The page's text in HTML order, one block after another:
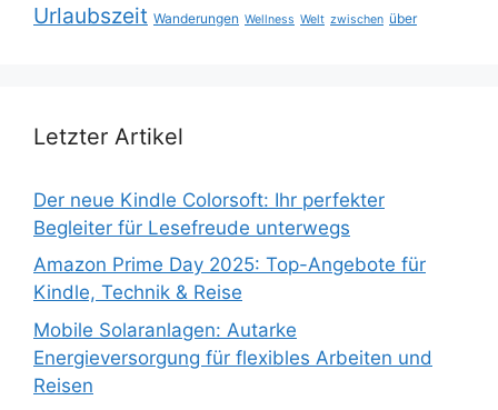
Urlaubszeit Wanderungen Wellness Welt zwischen über
Letzter Artikel
Der neue Kindle Colorsoft: Ihr perfekter
Begleiter für Lesefreude unterwegs
Amazon Prime Day 2025: Top-Angebote für
Kindle, Technik & Reise
Mobile Solaranlagen: Autarke
Energieversorgung für flexibles Arbeiten und
Reisen